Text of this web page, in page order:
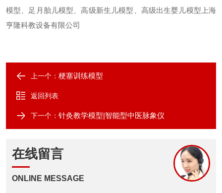
模型、足月胎儿模型、高级新生儿模型、高级出生婴儿模型上海
亨隆科教设备有限公司
上一个： 梗塞训练模型
返回列表
下一个： 针灸教学模型|智能型中医脉象仪
在线留言
ONLINE MESSAGE